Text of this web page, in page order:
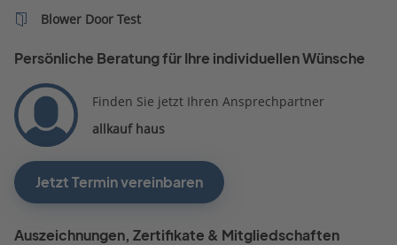
Blower Door Test
Persönliche Beratung für Ihre individuellen Wünsche
Finden Sie jetzt Ihren Ansprechpartner
allkauf haus
Jetzt Termin vereinbaren
Auszeichnungen, Zertifikate & Mitgliedschaften